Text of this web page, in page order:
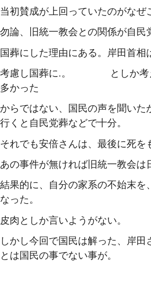
当初賛成が上回っていたのがな
勿論、旧統一教会との関係が自
国葬にした理由にある。岸田首
考慮し国葬に.。 としか考え
多かった
からではない、国民の声を聞い
行くと自民党葬などで十分。
それでも安倍さんは、最後に死
あの事件が無ければ旧統一教会
結果的に、自分の家系の不始末
なった。
皮肉としか言いようがない。
しかし今回で国民は解った、岸
とは国民の事でない事が。